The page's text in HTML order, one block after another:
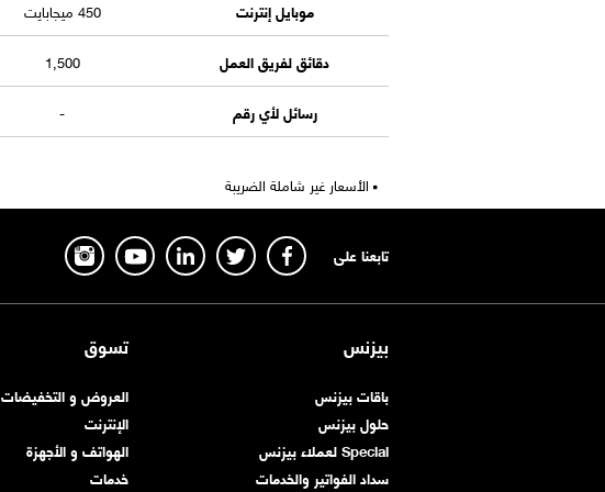
موبايل إنترنت
450 ميجابايت
دقائق لفريق العمل
1,500
رسائل لأي رقم
-
الأسعار غير شاملة الضريبة
تابعنا على
بيزنس
باقات بيزنس
حلول بيزنس
Special لعملاء بيزنس
سداد الفواتير والخدمات
تسوق
العروض و التخفيضات
الإنترنت
الهواتف و الأجهزة
خدمات